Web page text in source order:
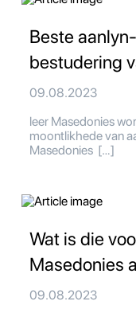
Beste
bestudering
09.08.2023
leer Masedonies
moontlikhede van
Masedonies […]
Wat is die
Masedonies
09.08.2023